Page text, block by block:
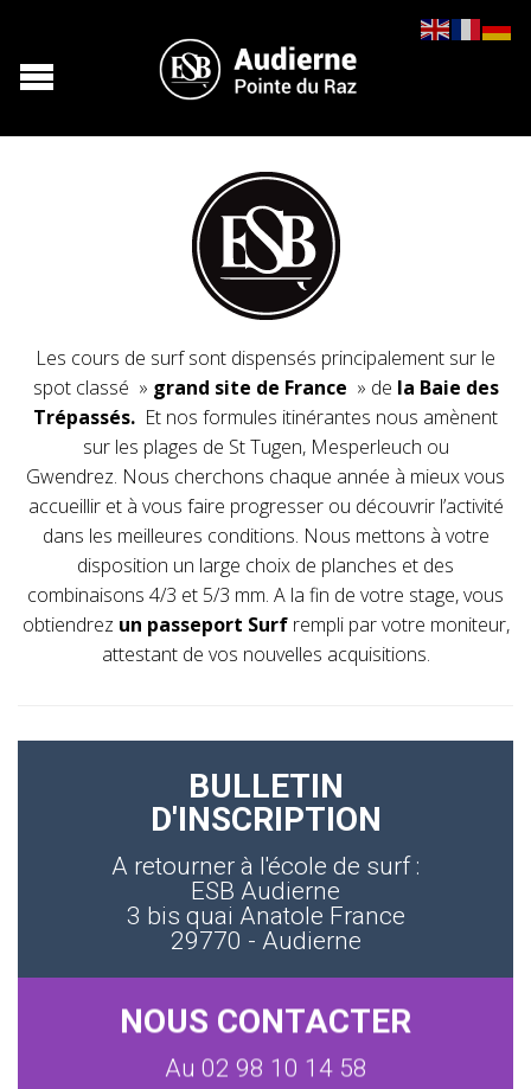
Les cours de surf sont dispensés principalement sur le
spot classé » grand site de France » de la Baie des
Trépassés. Et nos formules itinérantes nous amènent
sur les plages de St Tugen, Mesperleuch ou
Gwendrez. Nous cherchons chaque année à mieux vous
accueillir et à vous faire progresser ou découvrir l’activité
dans les meilleures conditions. Nous mettons à votre
disposition un large choix de planches et des
combinaisons 4/3 et 5/3 mm. A la fin de votre stage, vous
obtiendrez un passeport Surfrempli par votre moniteur,
attestant de vos nouvelles acquisitions.
BULLETIN
D'INSCRIPTION
A retourner à l'école de surf :
ESB Audierne
3 bis quai Anatole France
29770 - Audierne
NOUS CONTACTER
Au 02 98 10 14 58